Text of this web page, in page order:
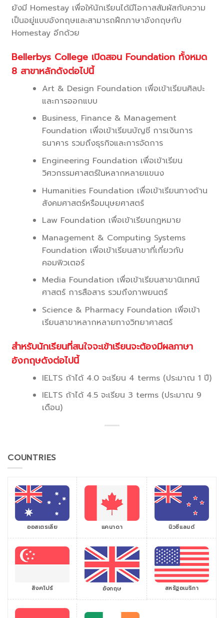
ยังมี Homestay เพื่อให้นักเรียนได้มีโอกาสสัมผัสกับความ
เป็นอยู่แบบอังกฤษและสามารถฝึกภาษาอังกฤษกับ
Homestay อีกด้วย
Bellerbys College เปิดสอน Foundation ทั้งหมด
8 สาขาหลักดังต่อไปนี้
Art & Design Foundation เพื่อเข้าเรียนศิลปะ
และการออกแบบ
Business, Finance & Management
Foundation เพื่อเข้าเรียนบัญชี การเงินการ
ธนาคาร รวมถึงธุรกิจและการจัดการ
Engineering Foundation เพื่อเข้าเรียน
วิศวกรรมศาสตร์ในหลากหลายแขนง
Humanities Foundation เพื่อเข้าเรียนทางด้าน
สังคมศาสตร์หรือมนุษยศาสตร์
Law Foundation เพื่อเข้าเรียนกฎหมาย
Management & Computing Systems
Foundation เพื่อเข้าเรียนสาขาที่เกี่ยวกับ
คอมพิวเตอร์
Media Foundation เพื่อเข้าเรียนสาขานิเทศน์
ศาสตร์ การสือสาร รวมถึงภาพยนตร์
Science & Pharmacy Foundation เพื่อเข้า
เรียนสาขาหลากหลายทางวิทยาศาสตร์
สำหรับนักเรียนที่สนใจจะเข้าเรียนจะต้องมีผลภาษา
อังกฤษดังต่อไปนี้
IELTS ถ้าได้ 4.0 จะเรียน 4 terms (ประมาณ 1 ปี)
IELTS ถ้าได้ 4.5 จะเรียน 3 terms (ประมาณ 9
เดือน)
COUNTRIES
ออสเตรเลีย แคนาดา นิวซีแลนด์
สิงคโปร์ อังกฤษ สหรัฐอเมริกา